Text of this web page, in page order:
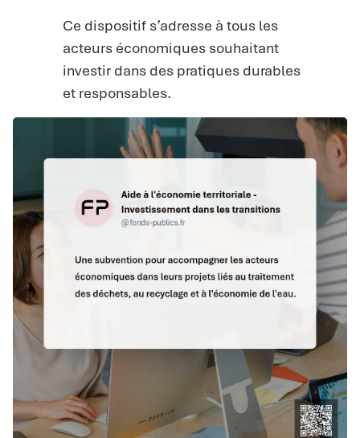
Ce dispositif s’adresse à tous les
acteurs économiques souhaitant
investir dans des pratiques durables
et responsables.